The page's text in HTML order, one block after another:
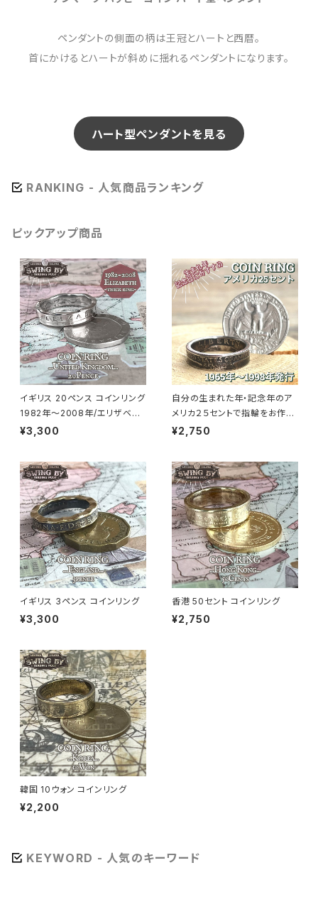
ペンダントの側面の柄は王冠とハートと西暦。
首にかけるとハートが斜めに揺れるペンダントになります。
ハート型ペンダントを見る
RANKING - 人気商品ランキング
ピックアップ商品
イギリス 20ペンス コインリング
1982年～2008年/エリザベス
面（リング幅4.7mm）
¥3,300
自分の生まれた年・記念年のア
メリカ２５セントで指輪をお作り
します
¥2,750
イギリス 3ペンス コインリング
¥3,300
香港 50セント コインリング
¥2,750
韓国 10ウォン コインリング
¥2,200
KEYWORD - 人気のキーワード